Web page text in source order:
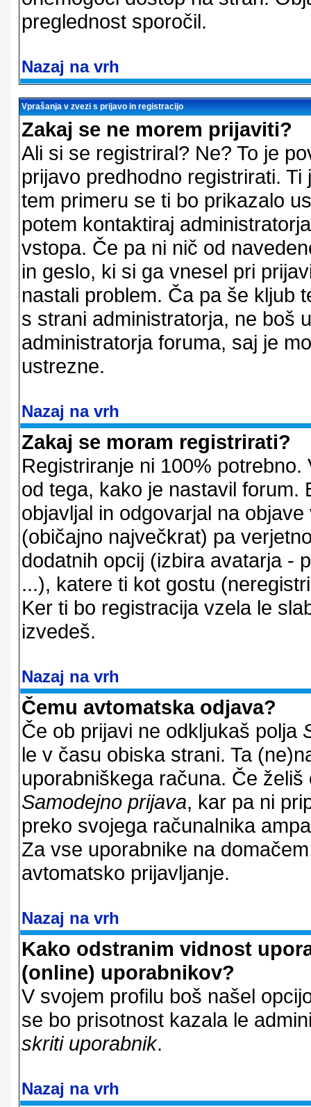
preglednost sporočil.
Nazaj na vrh
Vprašanja v zvezi s prijavo in registracijo
Zakaj se ne morem prijaviti?
Ali si se registriral? Ne? To je
prijavo predhodno registrirati.
tem primeru se ti bo prikazalo
potem kontaktiraj
vstopa. Če pa ni nič od
in geslo, ki si ga vnesel pri
nastali problem. Ča pa še kljub
s strani administratorja, ne boš
administratorja foruma, saj je
ustrezne.
Nazaj na vrh
Zakaj se moram registrirati?
Registriranje ni 100%
od tega, kako je nastavil forum.
objavljal in odgovarjal na
(običajno največkrat) pa
dodatnih opcij (izbira avatarja -
...), katere ti kot gostu
Ker ti bo registracija vzela le
izvedeš.
Nazaj na vrh
Čemu avtomatska odjava?
Če ob prijavi ne odkljukaš polja
le v času obiska strani. Ta
uporabniškega računa. Če
Samodejno prijava, kar pa ni
preko svojega računalnika
Za vse uporabnike na
avtomatsko prijavljanje.
Nazaj na vrh
Kako odstranim vidnost
(online) uporabnikov?
V svojem profilu boš našel
se bo prisotnost kazala le
skriti uporabnik.
Nazaj na vrh